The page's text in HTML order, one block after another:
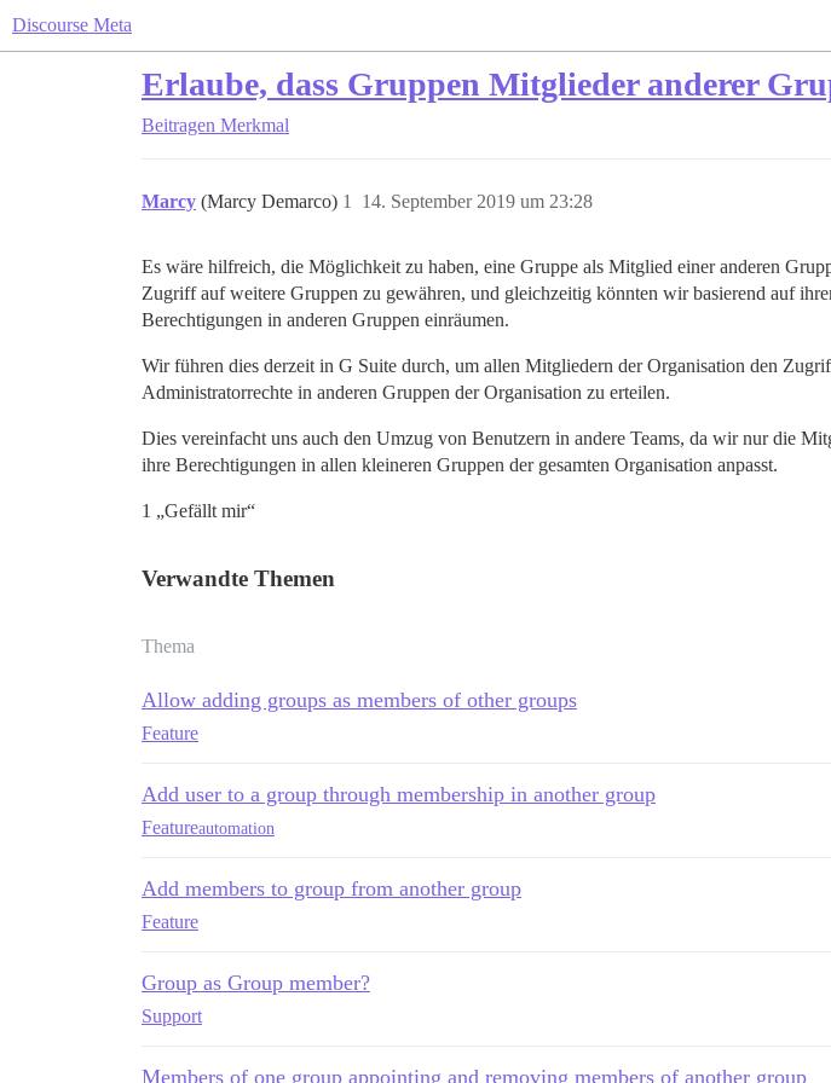
Discourse Meta
Erlaube, dass Gruppen Mitglieder anderer
Beitragen Merkmal
Marcy (Marcy Demarco) 14. September 2019 um 23:28
1
Es wäre hilfreich, die Möglichkeit zu haben, eine Gruppe als Mitglied einer anderen
Zugriff auf weitere Gruppen zu gewähren, und gleichzeitig könnten wir basierend auf
Berechtigungen in anderen Gruppen einräumen.
Wir führen dies derzeit in G Suite durch, um allen Mitgliedern der Organisation den
Administratorrechte in anderen Gruppen der Organisation zu erteilen.
Dies vereinfacht uns auch den Umzug von Benutzern in andere Teams, da wir nur die
ihre Berechtigungen in allen kleineren Gruppen der gesamten Organisation anpasst.
1 „Gefällt mir“
Verwandte Themen
Thema
Allow adding groups as members of other groups
Feature
Add user to a group through membership in another group
Featureautomation
Add members to group from another group
Feature
Group as Group member?
Support
Members of one group appointing and removing members of another group